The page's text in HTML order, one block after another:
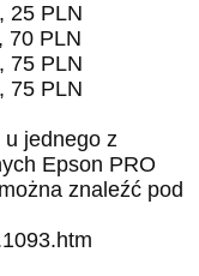
25 PLN
70 PLN
75 PLN
75 PLN
jednego z
Epson PRO
znaleźć pod